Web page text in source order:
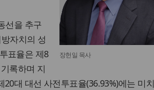
장헌일 목사
선을 추구
자치의 성
표율은 제8
록하며 지
대 대선 사전투표율(36.93%)에는 미치